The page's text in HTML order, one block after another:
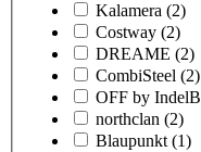
Kalamera (2)
Costway (2)
DREAME (2)
CombiSteel (2)
OFF by IndelB
northclan (2)
Blaupunkt (1)